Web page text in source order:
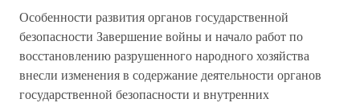
Особенности развития органов государственной
безопасности Завершение войны и начало работ по
восстановлению разрушенного народного хозяйства
внесли изменения в содержание деятельности органов
государственной безопасности и внутренних